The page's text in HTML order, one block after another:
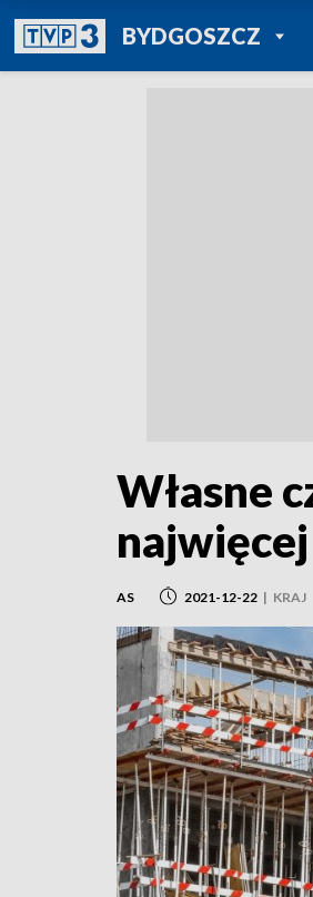
BYDGOSZCZ
POWRÓT
TVP
Własne
AS 2021-12-22 | KRAJ